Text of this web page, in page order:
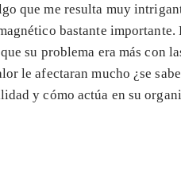
que me resulta muy
bastante
su problema era más con
le afectaran mucho ¿se
y cómo actúa en su